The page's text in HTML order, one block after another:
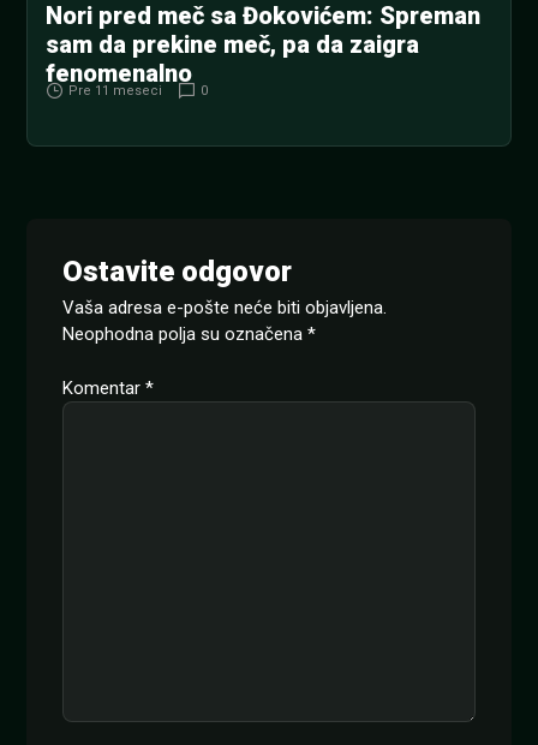
Nori pred meč sa Đokovićem: Spreman
sam da prekine meč, pa da zaigra
fenomenalno
Pre 11 meseci 0
Ostavite odgovor
Vaša adresa e-pošte neće biti objavljena.
Neophodna polja su označena *
Komentar *